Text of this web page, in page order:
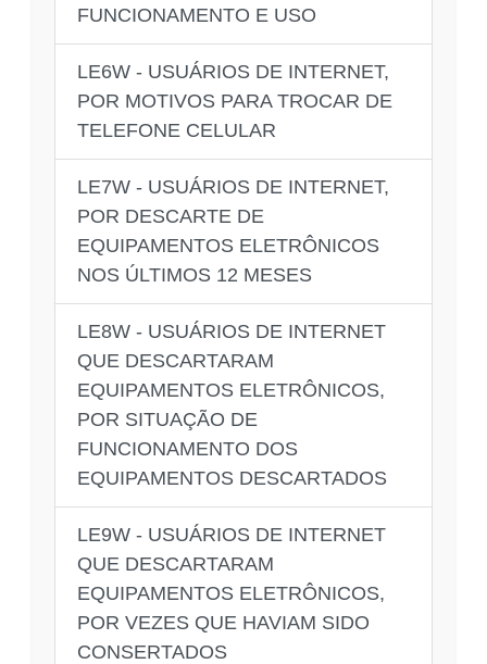
FUNCIONAMENTO E USO
LE6W - USUÁRIOS DE INTERNET,
POR MOTIVOS PARA TROCAR DE
TELEFONE CELULAR
LE7W - USUÁRIOS DE INTERNET,
POR DESCARTE DE
EQUIPAMENTOS ELETRÔNICOS
NOS ÚLTIMOS 12 MESES
LE8W - USUÁRIOS DE INTERNET
QUE DESCARTARAM
EQUIPAMENTOS ELETRÔNICOS,
POR SITUAÇÃO DE
FUNCIONAMENTO DOS
EQUIPAMENTOS DESCARTADOS
LE9W - USUÁRIOS DE INTERNET
QUE DESCARTARAM
EQUIPAMENTOS ELETRÔNICOS,
POR VEZES QUE HAVIAM SIDO
CONSERTADOS